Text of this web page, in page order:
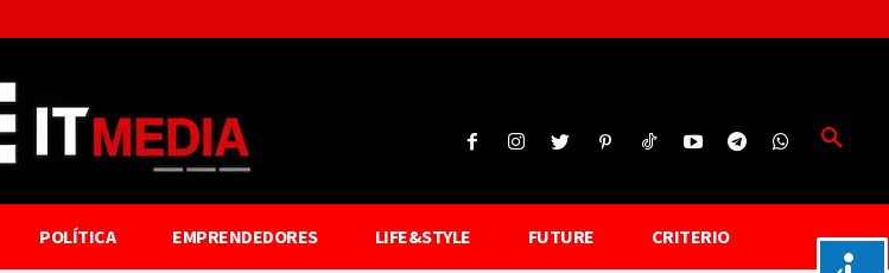
POLÍTICA EMPRENDEDORES LIFE&STYLE FUTURE CRITERIO